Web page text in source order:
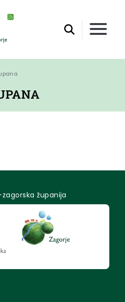
županija